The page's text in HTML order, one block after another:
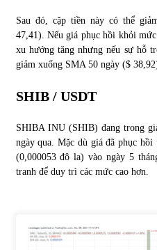
Sau đó, cặp tiền này có thể
47,41). Nếu giá phục hồi khỏi
xu hướng tăng nhưng nếu sự hỗ
giảm xuống SMA 50 ngày ($
SHIB / USDT
SHIBA INU (SHIB) đang trong
ngày qua. Mặc dù giá đã phục
(0,000053 đô la) vào ngày 5
tranh để duy trì các mức cao hơn.